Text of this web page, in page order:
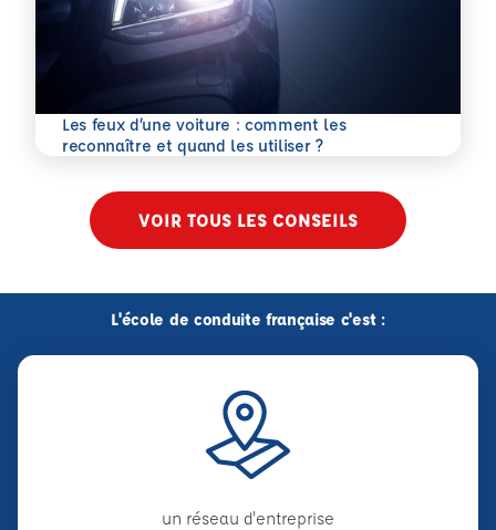
Les feux d’une voiture : comment les
reconnaître et quand les utiliser ?
En savoir plus
VOIR TOUS LES CONSEILS
L'école de conduite française c'est :
un réseau d'entreprise